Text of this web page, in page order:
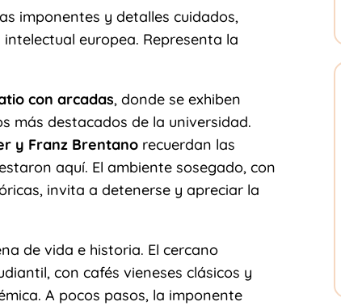
imponentes y detalles cuidados,
europea. Representa la
con arcadas, donde se exhiben
más destacados de la universidad.
y Franz Brentano recuerdan las
aquí. El ambiente sosegado, con
invita a detenerse y apreciar la
de vida e historia. El cercano
con cafés vieneses clásicos y
A pocos pasos, la imponente